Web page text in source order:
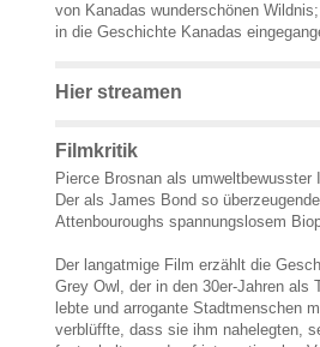
von Kanadas wunderschönen
in die Geschichte Kanadas
Hier streamen
Filmkritik
Pierce Brosnan als
Der als James Bond so
Attenbouroughs spannungslosem
Der langatmige Film erzählt die
Grey Owl, der in den 30er-Jahren als
lebte und arrogante Stadtmenschen
verblüffte, dass sie ihm nahelegten,